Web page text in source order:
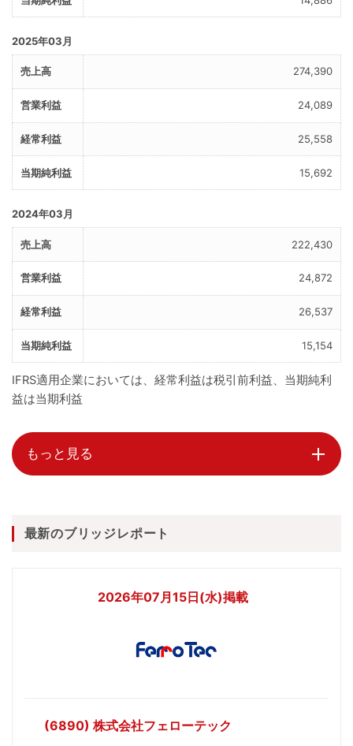
2025年03月
274,390
24,089
25,558
15,692
2024年03月
222,430
24,872
26,537
15,154
IFRS適用企業においては、経常利益は税引前利益、当期純利
益は当期利益
もっと見る
最新のブリッジレポート
2026年07月15日(水)掲載
(6890) 株式会社フェローテック